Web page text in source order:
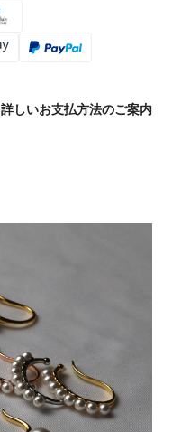
詳しいお支払方法のご案内